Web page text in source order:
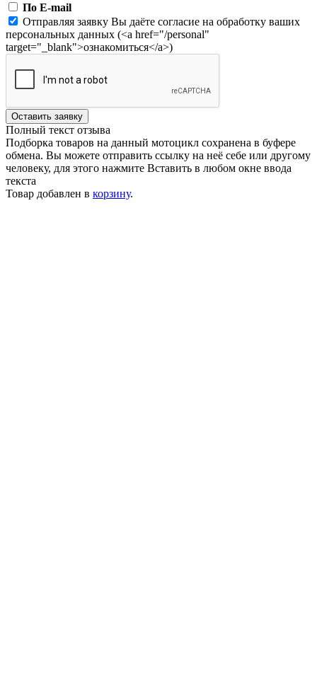
По E-mail
Отправляя заявку Вы даёте согласие на обработку ваших
персональных данных (<a href="/personal"
target="_blank">ознакомиться</a>)
Оставить заявку
Полный текст отзыва
Подборка товаров на данный мотоцикл сохранена в буфере
обмена. Вы можете отправить ссылку на неё себе или другому
человеку, для этого нажмите Вставить в любом окне ввода
текста
Товар добавлен в корзину.